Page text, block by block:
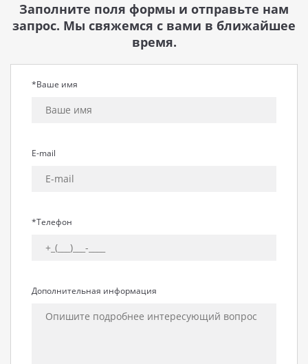
Заполните поля формы и отправьте нам
запрос. Мы свяжемся с вами в ближайшее
время.
*Ваше имя
E-mail
*Телефон
Дополнительная информация